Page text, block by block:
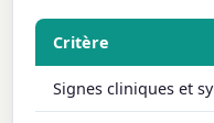
Critère
Signes cliniques et